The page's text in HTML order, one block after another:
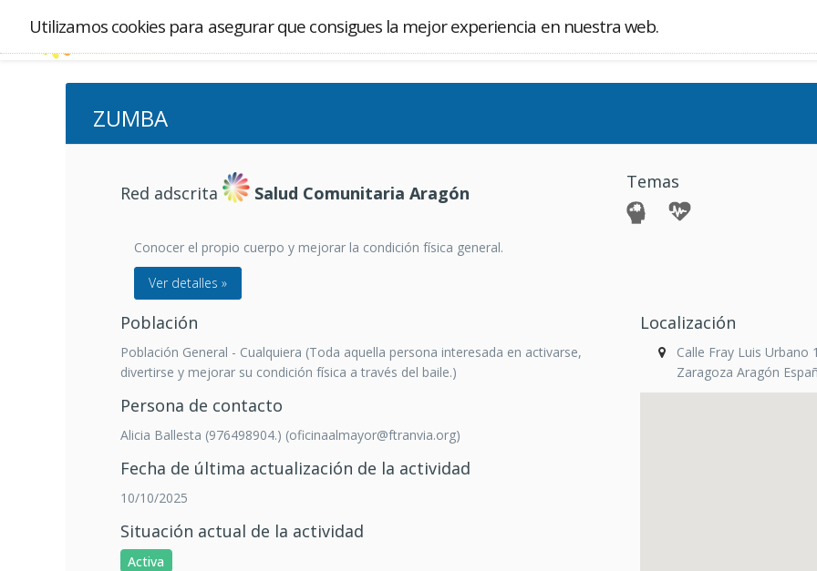
Utilizamos cookies para asegurar que consigues la mejor experiencia en nuestra web.
ZUMBA
Red adscrita Salud Comunitaria Aragón
Temas
Conocer el propio cuerpo y mejorar la condición física general.
Ver detalles »
Población
Población General - Cualquiera (Toda aquella persona interesada en activarse,
divertirse y mejorar su condición física a través del baile.)
Persona de contacto
Alicia Ballesta (976498904.) (oficinaalmayor@ftranvia.org)
Fecha de última actualización de la actividad
10/10/2025
Situación actual de la actividad
Activa
Localización
Calle Fray Luis
Zaragoza Aragón